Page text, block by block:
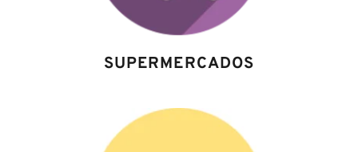
SUPERMERCADOS